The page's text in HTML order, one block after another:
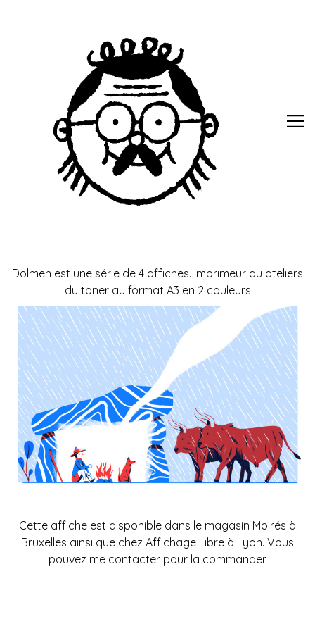
Dolmen est une série de 4 affiches. Imprimeur au ateliers
du tonerau format A3 en 2 couleurs
Cette affiche est disponible dans le magasin Moirés à
Bruxelles ainsi que chez Affichage Libre à Lyon. Vous
pouvez me contacterpour la commander.